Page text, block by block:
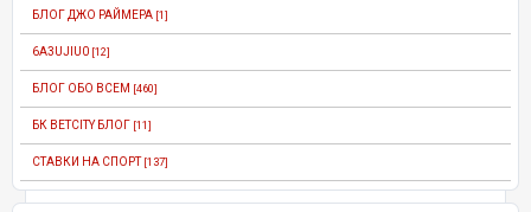
БЛОГ ДЖО РАЙМЕРА [1]
6A3UJIU0 [12]
БЛОГ ОБО ВСЕМ [460]
БК BETCITY БЛОГ [11]
СТАВКИ НА СПОРТ [137]